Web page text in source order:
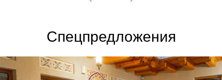
Спецпредложения